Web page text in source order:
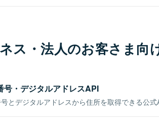
ス・法人のお客さま向
号・デジタルアドレスAPI
とデジタルアドレスから住所を取得できる公式